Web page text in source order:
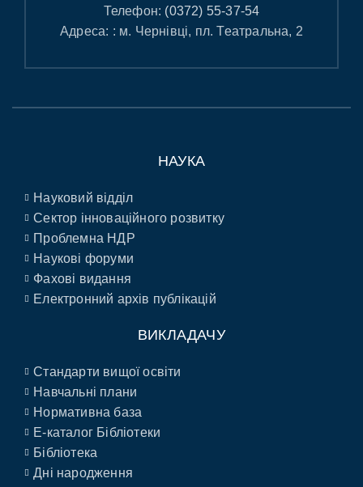
Телефон: (0372) 55-37-54
Адреса: : м. Чернівці, пл. Театральна, 2
НАУКА
Науковий відділ
Сектор інноваційного розвитку
Проблемна НДР
Наукові форуми
Фахові видання
Електронний архів публікацій
ВИКЛАДАЧУ
Стандарти вищої освіти
Навчальні плани
Нормативна база
E-каталог Бібліотеки
Бібліотека
Дні народження